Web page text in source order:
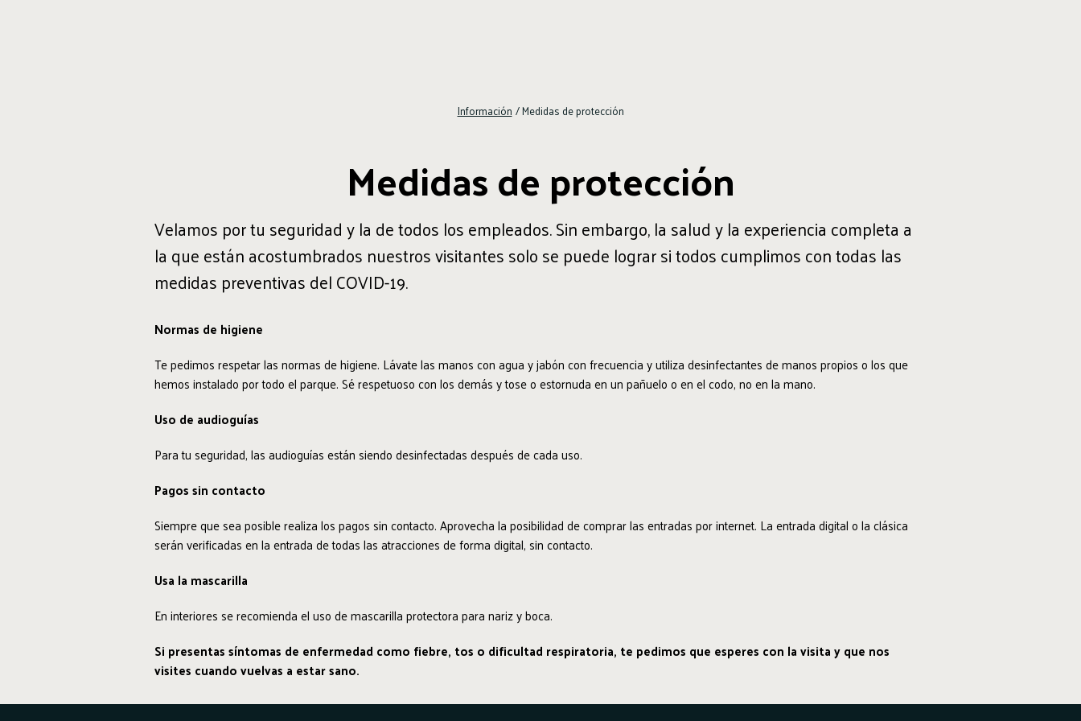
Información /Medidas de protección
Medidas de protección
Velamos por tu seguridad y la de todos los empleados. Sin embargo, la salud y la experiencia completa a
la que están acostumbrados nuestros visitantes solo se puede lograr si todos cumplimos con todas las
medidas preventivas del COVID-19.
Normas de higiene
Te pedimos respetar las normas de higiene. Lávate las manos con agua y jabón con frecuencia y utiliza desinfectantes de manos propios o los que
hemos instalado por todo el parque. Sé respetuoso con los demás y tose o estornuda en un pañuelo o en el codo, no en la mano.
Uso de audioguías
Para tu seguridad, las audioguías están siendo desinfectadas después de cada uso.
Pagos sin contacto
Siempre que sea posible realiza los pagos sin contacto. Aprovecha la posibilidad de comprar las entradas por internet. La entrada digital o la clásica
serán verificadas en la entrada de todas las atracciones de forma digital, sin contacto.
Usa la mascarilla
En interiores se recomienda el uso de mascarilla protectora para nariz y boca.
Si presentas síntomas de enfermedad como fiebre, tos o dificultad respiratoria, te pedimos que esperes con la visita y que nos
visites cuando vuelvas a estar sano.